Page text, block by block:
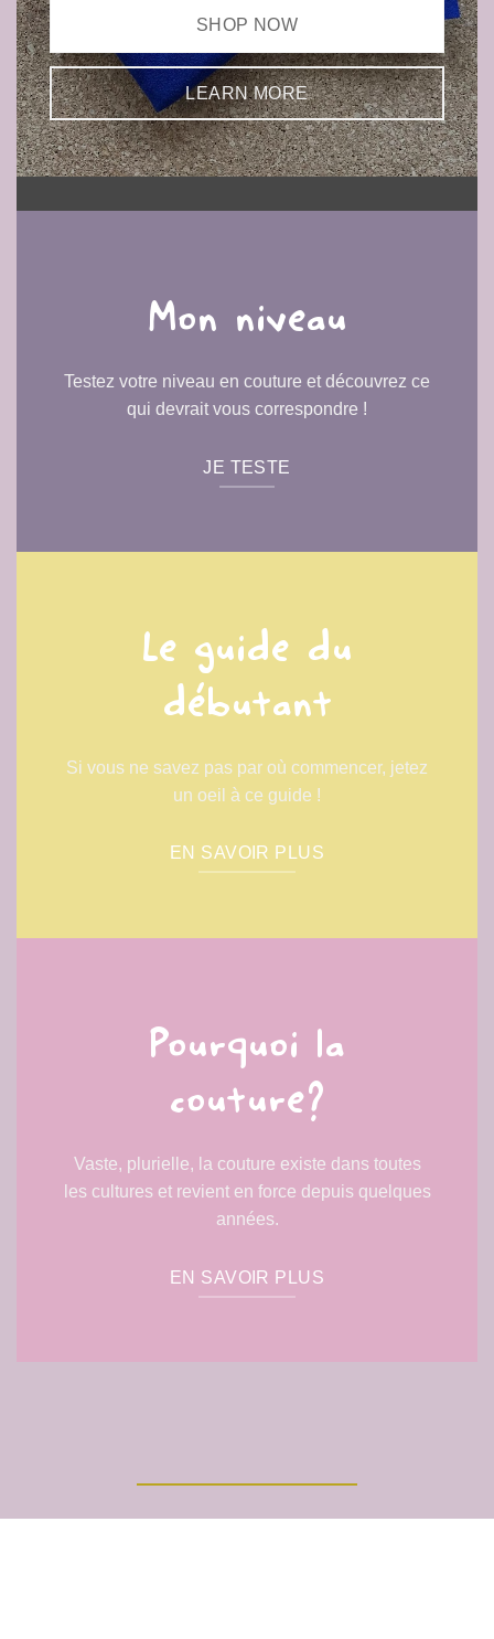
SHOP NOW
LEARN MORE
Mon niveau
Testez votre niveau en couture et découvrez ce
qui devrait vous correspondre !
JE TESTE
Le guide du
débutant
Si vous ne savez pas par où commencer, jetez
un oeil à ce guide !
EN SAVOIR PLUS
Pourquoi la
couture?
Vaste, plurielle, la couture existe dans toutes
les cultures et revient en force depuis quelques
années.
EN SAVOIR PLUS